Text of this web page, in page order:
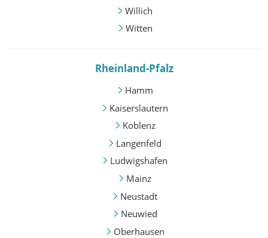
Willich
Witten
Rheinland-Pfalz
Hamm
Kaiserslautern
Koblenz
Langenfeld
Ludwigshafen
Mainz
Neustadt
Neuwied
Oberhausen